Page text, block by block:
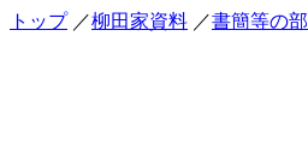
トップ ／柳田家資料 ／書簡等の部